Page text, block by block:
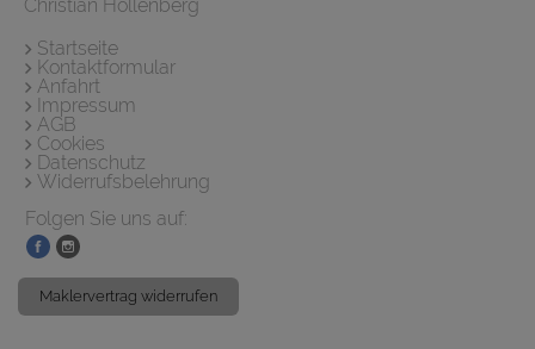
Christian Hollenberg
Startseite
Kontaktformular
Anfahrt
Impressum
AGB
Cookies
Datenschutz
Widerrufsbelehrung
Folgen Sie uns auf:
Maklervertrag widerrufen